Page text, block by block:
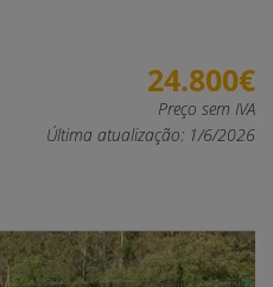
24.800€
Preço sem IVA
Última atualização: 1/6/2026